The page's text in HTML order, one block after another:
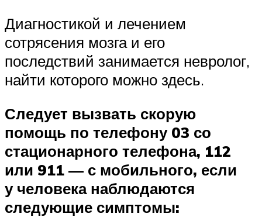
Диагностикой и лечением
сотрясения мозга и его
последствий занимается невролог,
найти которого можно здесь.
Следует вызвать скорую
помощь по телефону 03 со
стационарного телефона, 112
или 911 — с мобильного, если
у человека наблюдаются
следующие симптомы: